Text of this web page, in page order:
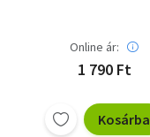
Online ár:
1 790 Ft
Kosárba